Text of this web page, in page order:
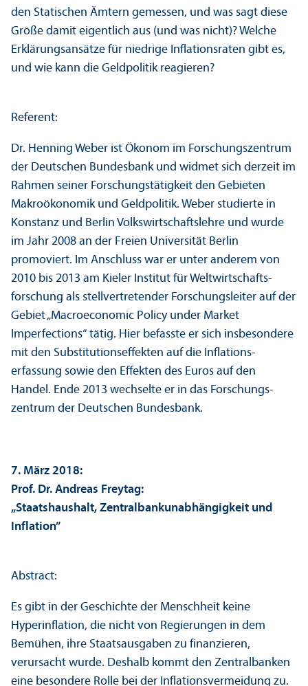
den Statischen Ämtern gemessen, und was sagt diese
Größe damit eigentlich aus (und was nicht)? Welche
Erklärungs­ansätze für niedrige Inflations­raten gibt es,
und wie kann die Geldpolitik reagieren?
Referent:
Dr. Henning Weber ist Ökonom im Forschungs­zentrum
der Deutschen Bundes­bank und widmet sich derzeit im
Rahmen seiner Forschungs­tätigkeit den Gebieten
Makroökonomik und Geldpolitik. Weber studierte in
Konstanz und Berlin Volkswirtschafts­lehre und wurde
im Jahr 2008 an der Freien Universität Berlin
promoviert. Im Anschluss war er unter anderem von
2010 bis 2013 am Kieler Institut für Weltwirtschafts­
forschung als stellvertretender Forschungs­leiter auf der
Gebiet „Macroeconomic Policy under Market
Imperfections“ tätig. Hier befasste er sich insbesondere
mit den Substitutions­effekten auf die Inflations­
erfassung sowie den Effekten des Euros auf den
Handel. Ende 2013 wechselte er in das Forschungs­
zentrum der Deutschen Bundes­bank.
7. März 2018:
Prof. Dr. Andreas Freytag:
„Staats­haushalt, Zentralbankunabhängigkeit und
Inflation”
Abstract:
Es gibt in der Geschichte der Menschheit keine
Hyperinflation, die nicht von Regierungen in dem
Bemühen, ihre Staats­ausgaben zu finanz­ieren,
verursacht wurde. Deshalb kommt den Zentralbanken
eine besondere Rolle bei der Inflations­vermeidung zu.